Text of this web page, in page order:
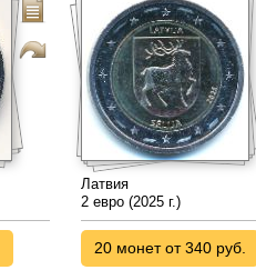
Латвия
2 евро (2025 г.)
20 монет от 340 руб.